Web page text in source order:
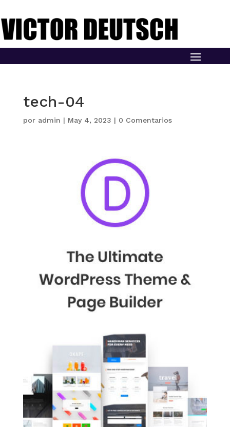
tech-04
por admin | May 4, 2023 | 0 Comentarios